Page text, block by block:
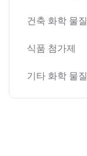
건축 화학 물질
식품 첨가제
기타 화학 물질